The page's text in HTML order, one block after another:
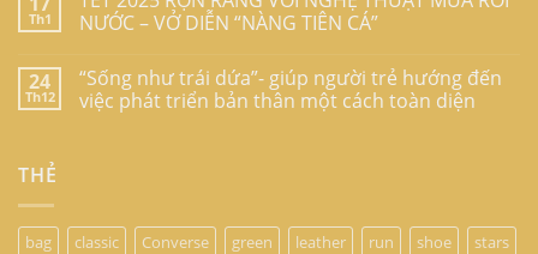
Th1
NƯỚC – VỞ DIỄN “NÀNG TIÊN CÁ”
24
Th12
“Sống như trái dứa”- giúp người trẻ hướng đến
việc phát triển bản thân một cách toàn diện
THẺ
bag classic Converse green leather run shoe
stars